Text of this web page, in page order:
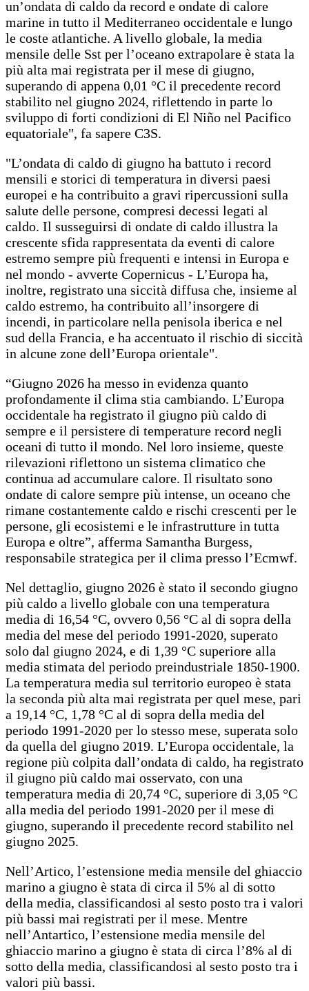
un’ondata di caldo da record e ondate di calore
marine in tutto il Mediterraneo occidentale e lungo
le coste atlantiche. A livello globale, la media
mensile delle Sst per l’oceano extrapolare è stata la
più alta mai registrata per il mese di giugno,
superando di appena 0,01 °C il precedente record
stabilito nel giugno 2024, riflettendo in parte lo
sviluppo di forti condizioni di El Niño nel Pacifico
equatoriale", fa sapere C3S.
"L’ondata di caldo di giugno ha battuto i record
mensili e storici di temperatura in diversi paesi
europei e ha contribuito a gravi ripercussioni sulla
salute delle persone, compresi decessi legati al
caldo. Il susseguirsi di ondate di caldo illustra la
crescente sfida rappresentata da eventi di calore
estremo sempre più frequenti e intensi in Europa e
nel mondo - avverte Copernicus - L’Europa ha,
inoltre, registrato una siccità diffusa che, insieme al
caldo estremo, ha contribuito all’insorgere di
incendi, in particolare nella penisola iberica e nel
sud della Francia, e ha accentuato il rischio di siccità
in alcune zone dell’Europa orientale".
“Giugno 2026 ha messo in evidenza quanto
profondamente il clima stia cambiando. L’Europa
occidentale ha registrato il giugno più caldo di
sempre e il persistere di temperature record negli
oceani di tutto il mondo. Nel loro insieme, queste
rilevazioni riflettono un sistema climatico che
continua ad accumulare calore. Il risultato sono
ondate di calore sempre più intense, un oceano che
rimane costantemente caldo e rischi crescenti per le
persone, gli ecosistemi e le infrastrutture in tutta
Europa e oltre”, afferma Samantha Burgess,
responsabile strategica per il clima presso l’Ecmwf.
Nel dettaglio, giugno 2026 è stato il secondo giugno
più caldo a livello globale con una temperatura
media di 16,54 °C, ovvero 0,56 °C al di sopra della
media del mese del periodo 1991-2020, superato
solo dal giugno 2024, e di 1,39 °C superiore alla
media stimata del periodo preindustriale 1850-1900.
La temperatura media sul territorio europeo è stata
la seconda più alta mai registrata per quel mese, pari
a 19,14 °C, 1,78 °C al di sopra della media del
periodo 1991-2020 per lo stesso mese, superata solo
da quella del giugno 2019. L’Europa occidentale, la
regione più colpita dall’ondata di caldo, ha registrato
il giugno più caldo mai osservato, con una
temperatura media di 20,74 °C, superiore di 3,05 °C
alla media del periodo 1991-2020 per il mese di
giugno, superando il precedente record stabilito nel
giugno 2025.
Nell’Artico, l’estensione media mensile del ghiaccio
marino a giugno è stata di circa il 5% al di sotto
della media, classificandosi al sesto posto tra i valori
più bassi mai registrati per il mese. Mentre
nell’Antartico, l’estensione media mensile del
ghiaccio marino a giugno è stata di circa l’8% al di
sotto della media, classificandosi al sesto posto tra i
valori più bassi.